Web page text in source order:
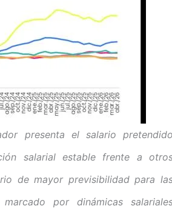
presenta el salario pretendido
salarial estable frente a
de mayor previsibilidad para
por dinámicas